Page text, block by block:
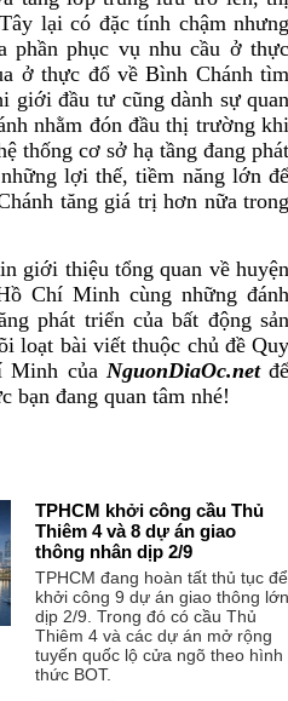
lại có đặc tính chậm
phần phục vụ nhu cầu ở
ở thực đổ về Bình Chánh
giới đầu tư cũng dành sự
nhằm đón đầu thị trường
thống cơ sở hạ tầng đang
lợi thế, tiềm năng lớn
tăng giá trị hơn nữa
giới thiệu tổng quan về
Chí Minh cùng những
phát triển của bất động
loạt bài viết thuộc chủ đề
Minh của NguonDiaOc.net
bạn đang quan tâm nhé!
TPHCM khởi công cầu Thủ
Thiêm 4 và 8 dự án giao
thông nhân dịp 2/9
TPHCM đang hoàn tất thủ tục để
khởi công 9 dự án giao thông lớn
dịp 2/9. Trong đó có cầu Thủ
Thiêm 4 và các dự án mở rộng
tuyến quốc lộ cửa ngõ theo hình
thức BOT.